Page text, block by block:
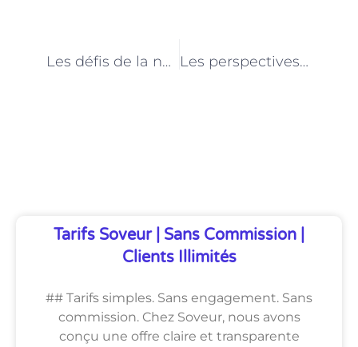
Les défis de la normalisation des procédures dans l’industrie de l’alimentation animale à Paris Les perspectives futures du métier de spécialiste de l’alimentation animale à Paris
Tarifs Soveur | Sans Commission |
Clients Illimités
## Tarifs simples. Sans engagement. Sans
commission. Chez Soveur, nous avons
conçu une offre claire et transparente